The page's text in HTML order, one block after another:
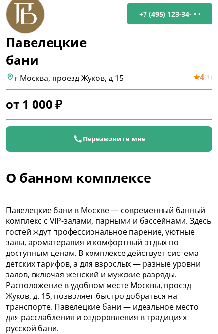
+7 (495) 123-34- • •
Павелецкие
бани
г Москва, проезд Жуков, д 15 4(1 )
от 1 000 ₽
Перезвоните мне
О банном комплексе
Павелецкие бани в Москве — современный банный
комплекс с VIP-залами, парными и бассейнами. Здесь
гостей ждут профессиональное парение, уютные
залы, ароматерапия и комфортный отдых по
доступным ценам. В комплексе действует система
детских тарифов, а для взрослых — разные уровни
залов, включая женский и мужские разряды.
Расположение в удобном месте Москвы, проезд
Жуков, д. 15, позволяет быстро добраться на
транспорте. Павелецкие бани — идеальное место
для расслабления и оздоровления в традициях
русской бани.